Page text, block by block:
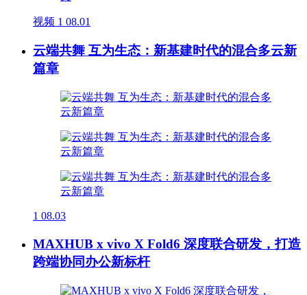
视频 1 08.01
云端共舞 互为生态：新基建时代的混合多云新
篇章
1 08.03
MAXHUB x vivo X Fold6 深度联合研发，打造
跨端协同办公新标杆